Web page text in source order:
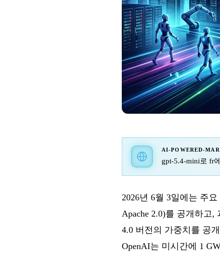
AI-POWERED-
gpt-5.4-mini로 fr
2026년 6월 3일에는 주
Apache 2.0)를 공개하고
4.0 버전의 가중치를 공
OpenAI는 미시간에 1